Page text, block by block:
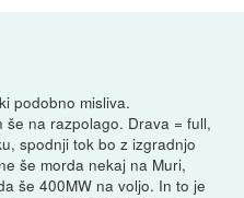
podobno misliva.
še na razpolago. Drava = full,
spodnji tok bo z izgradnjo
še morda nekaj na Muri,
še 400MW na voljo. In to je